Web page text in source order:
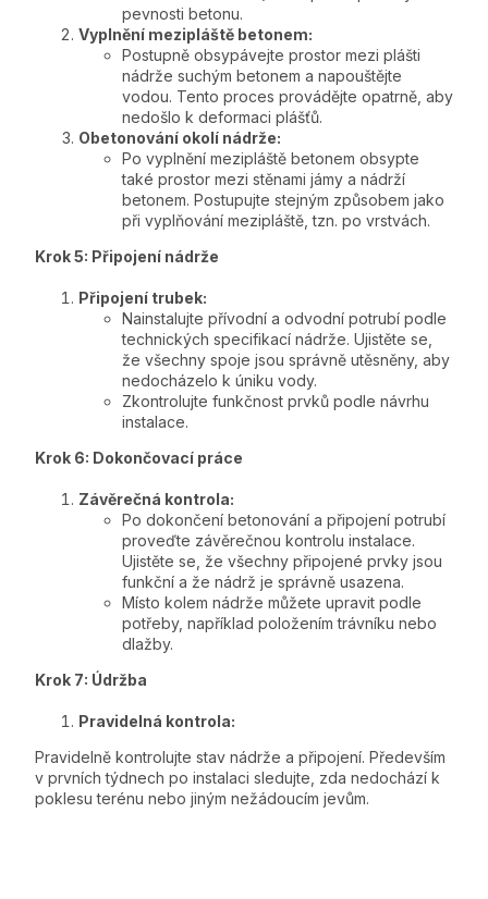
pevnosti betonu.
Vyplnění mezipláště betonem:
Postupně obsypávejte prostor mezi plášti
nádrže suchým betonem a napouštějte
vodou. Tento proces provádějte opatrně, aby
nedošlo k deformaci plášťů.
Obetonování okolí nádrže:
Po vyplnění mezipláště betonem obsypte
také prostor mezi stěnami jámy a nádrží
betonem. Postupujte stejným způsobem jako
při vyplňování mezipláště, tzn. po vrstvách.
Krok 5: Připojení nádrže
Připojení trubek:
Nainstalujte přívodní a odvodní potrubí podle
technických specifikací nádrže. Ujistěte se,
že všechny spoje jsou správně utěsněny, aby
nedocházelo k úniku vody.
Zkontrolujte funkčnost prvků podle návrhu
instalace.
Krok 6: Dokončovací práce
Závěrečná kontrola:
Po dokončení betonování a připojení potrubí
proveďte závěrečnou kontrolu instalace.
Ujistěte se, že všechny připojené prvky jsou
funkční a že nádrž je správně usazena.
Místo kolem nádrže můžete upravit podle
potřeby, například položením trávníku nebo
dlažby.
Krok 7: Údržba
Pravidelná kontrola:
Pravidelně kontrolujte stav nádrže a připojení. Především
v prvních týdnech po instalaci sledujte, zda nedochází k
poklesu terénu nebo jiným nežádoucím jevům.